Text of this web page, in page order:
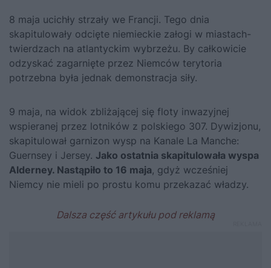
8 maja ucichły strzały we Francji. Tego dnia
skapitulowały odcięte niemieckie załogi w miastach-
twierdzach na atlantyckim wybrzeżu. By całkowicie
odzyskać zagarnięte przez Niemców terytoria
potrzebna była jednak demonstracja siły.
9 maja, na widok zbliżającej się floty inwazyjnej
wspieranej przez lotników z polskiego 307. Dywizjonu,
skapitulował garnizon wysp na Kanale La Manche:
Guernsey i Jersey. Jako ostatnia skapitulowała wyspa
Alderney. Nastąpiło to 16 maja, gdyż wcześniej
Niemcy nie mieli po prostu komu przekazać władzy.